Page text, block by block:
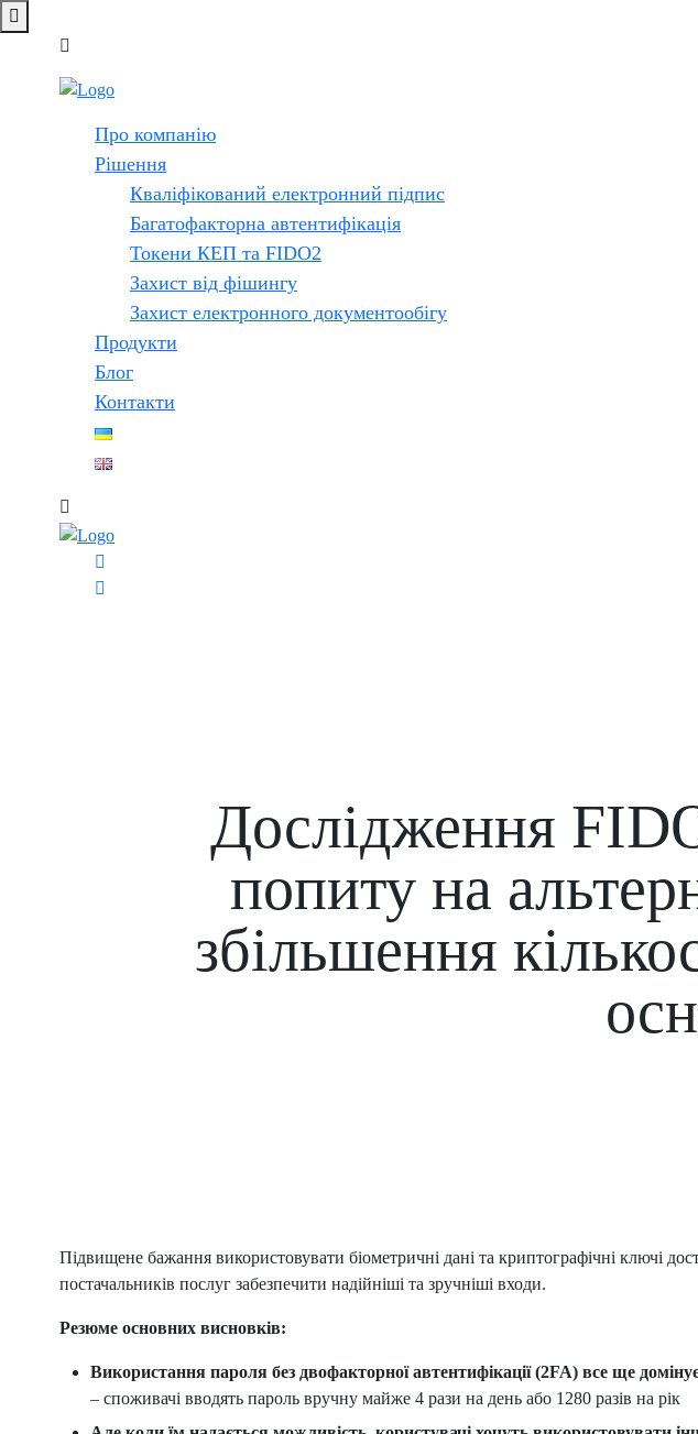
Про компанію
Рішення
Кваліфікований електронний підпис
Багатофакторна автентифікація
Токени КЕП та FIDO2
Захист від фішингу
Захист електронного документообігу
Продукти
Блог
Контакти
Дослідження
попиту на
збільшення
Підвищене бажання використовувати біометричні дані та криптографічні ключі
постачальників послуг забезпечити надійніші та зручніші входи.
Резюме основних висновків:
Використання пароля без двофакторної автентифікації (2FA) все ще
– споживачі вводять пароль вручну майже 4 рази на день або 1280 разів на рік